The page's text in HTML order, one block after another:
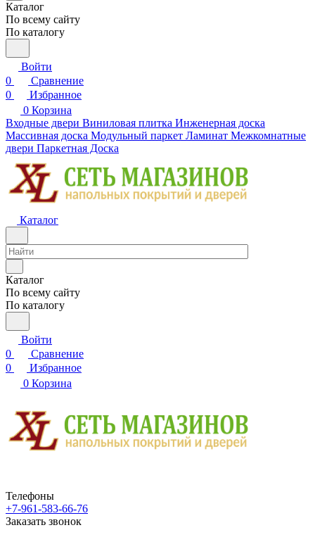
Каталог
По всему сайту
По каталогу
Войти
0
Сравнение
0
Избранное
0 Корзина
Входные двери Виниловая плитка Инженерная доска
Массивная доска Модульный паркет Ламинат Межкомнатные
двери Паркетная Доска
Каталог
Каталог
По всему сайту
По каталогу
Войти
0
Сравнение
0
Избранное
0 Корзина
Телефоны
+7-961-583-66-76
Заказать звонок